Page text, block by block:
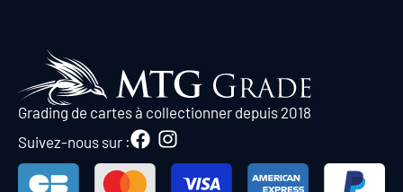
Grading de cartes à collectionner depuis 2018
Suivez-nous sur :